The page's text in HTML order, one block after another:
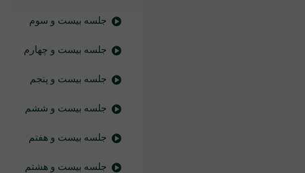
جلسه بیست و سوم
جلسه بیست و چهارم
جلسه بیست و پنجم
جلسه بیست و ششم
جلسه بیست و هفتم
جلسه بیست و هشتم